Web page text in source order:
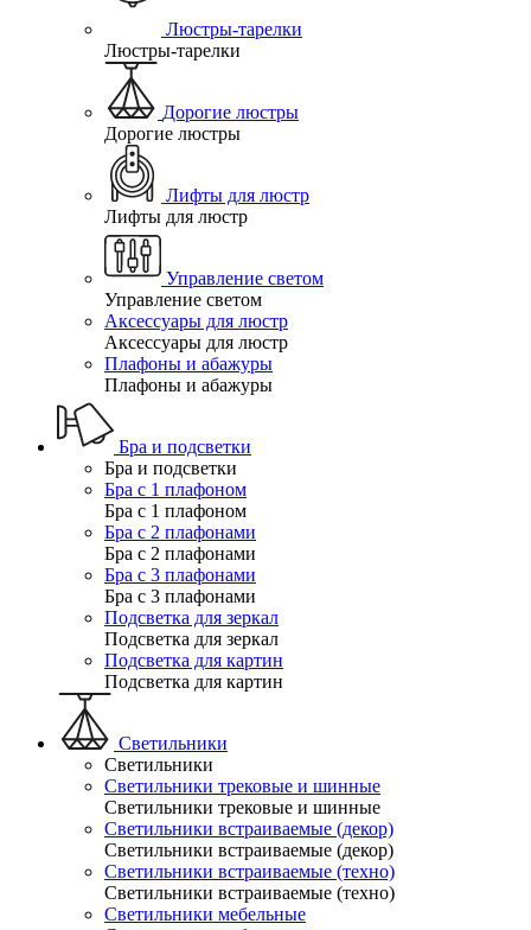
Люстры-тарелки
Люстры-тарелки
Дорогие люстры
Дорогие люстры
Лифты для люстр
Лифты для люстр
Управление светом
Управление светом
Аксессуары для люстр
Аксессуары для люстр
Плафоны и абажуры
Плафоны и абажуры
Бра и подсветки
Бра и подсветки
Бра с 1 плафоном
Бра с 1 плафоном
Бра с 2 плафонами
Бра с 2 плафонами
Бра с 3 плафонами
Бра с 3 плафонами
Подсветка для зеркал
Подсветка для зеркал
Подсветка для картин
Подсветка для картин
Светильники
Светильники
Светильники трековые и шинные
Светильники трековые и шинные
Светильники встраиваемые (декор)
Светильники встраиваемые (декор)
Светильники встраиваемые (техно)
Светильники встраиваемые (техно)
Светильники мебельные